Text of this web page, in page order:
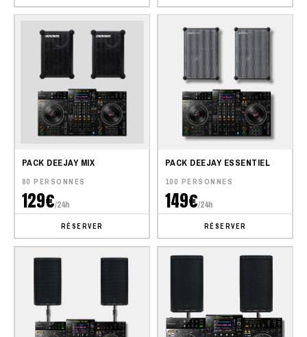
PACK DEEJAY MIX
80 PERSONNES
129€/24h
RÉSERVER
PACK DEEJAY ESSENTIEL
100 PERSONNES
149€/24h
RÉSERVER